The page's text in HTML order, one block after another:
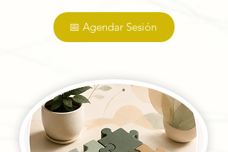
📅 Agendar Sesión